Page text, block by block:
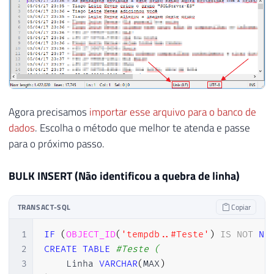
Agora precisamos importar esse arquivo para o banco de
dados. Escolha o método que melhor te atenda e passe
para o próximo passo.
BULK INSERT (Não identificou a quebra de linha)
TRANSACT-SQL Copiar
1
2
3
IF (OBJECT_ID( 'tempdb..#Teste' ) IS NOT
CREATE TABLE #Teste (
    Linha
VARCHAR(MAX)